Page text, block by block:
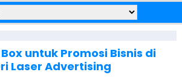
untuk Promosi Bisnis di
Laser Advertising